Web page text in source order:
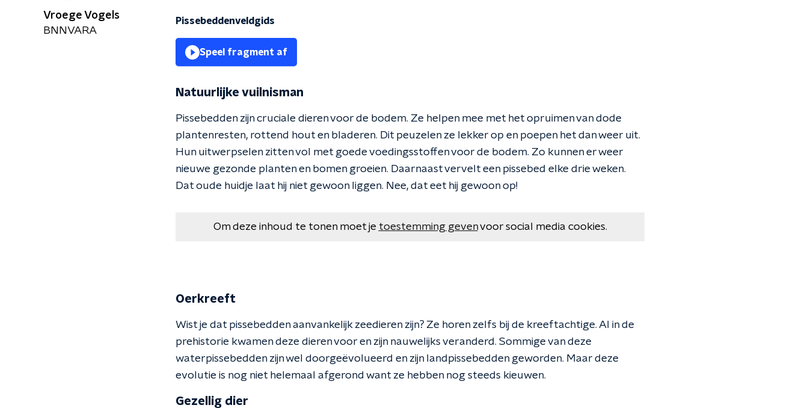
Pissebeddenveldgids
Speel fragment af
Natuurlijke vuilnisman
Pissebedden zijn cruciale dieren voor de bodem. Ze helpen mee met het opruimen van dode
plantenresten, rottend hout en bladeren. Dit peuzelen ze lekker op en poepen het dan weer uit.
Hun uitwerpselen zitten vol met goede voedingsstoffen voor de bodem. Zo kunnen er weer
nieuwe gezonde planten en bomen groeien. Daarnaast vervelt een pissebed elke drie weken.
Dat oude huidje laat hij niet gewoon liggen. Nee, dat eet hij gewoon op!
Om deze inhoud te tonen moet je toestemming gevenvoor social media cookies.
Oerkreeft
Wist je dat pissebedden aanvankelijk zeedieren zijn? Ze horen zelfs bij de kreeftachtige. Al in de
prehistorie kwamen deze dieren voor en zijn nauwelijks veranderd. Sommige van deze
waterpissebedden zijn wel doorgeëvolueerd en zijn landpissebedden geworden. Maar deze
evolutie is nog niet helemaal afgerond want ze hebben nog steeds kieuwen.
Gezellig dier
Vroege Vogels
BNNVARA